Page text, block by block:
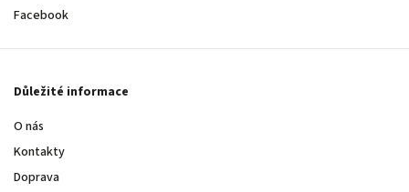
Facebook
Důležité informace
O nás
Kontakty
Doprava